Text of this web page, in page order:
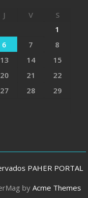
J V
S
1
6 7
8
13 14
15
20 21
22
27 28
29
PAHER PORTAL
by Acme Themes